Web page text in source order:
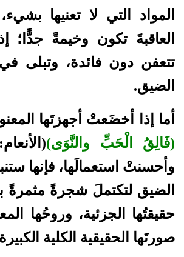
المواد التي لا تعنيها
العاقبةَ تكون وخيمةً جدًّا؛
تتعفن دون فائدة، وتبلى
الضيق.
أما إذا أخضَعتْ أجهزتَها
(فَالِقُ الْحَبِّ والنَّوَى)
وأحسنتْ استعمالَها، فإنها
الضيق لتكتملَ شجرةً مثمرةً
حقيقتُها الجزئية، وروحُها
صورتَها الحقيقية الكلية